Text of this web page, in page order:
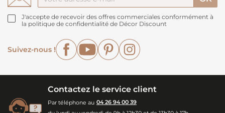
J'accepte de recevoir des offres commerciales conformément à
la politique de confidentialité de Décor Discount
Suivez-nous !
FacebookYouTubePinterest
Contactez le service client
Par téléphone au 04 26 94 00 39